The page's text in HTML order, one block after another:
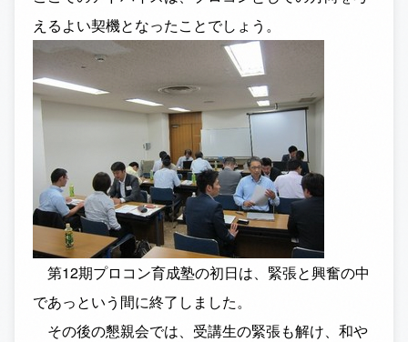
えるよい契機となったことでしょう。
第12期プロコン育成塾の初日は、緊張と興奮の中
であっという間に終了しました。
その後の懇親会では、受講生の緊張も解け、和や